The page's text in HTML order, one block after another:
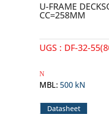
U-FRAME
CC=258MM
UGS : DF-32-
MBL: 500 kN
Datasheet